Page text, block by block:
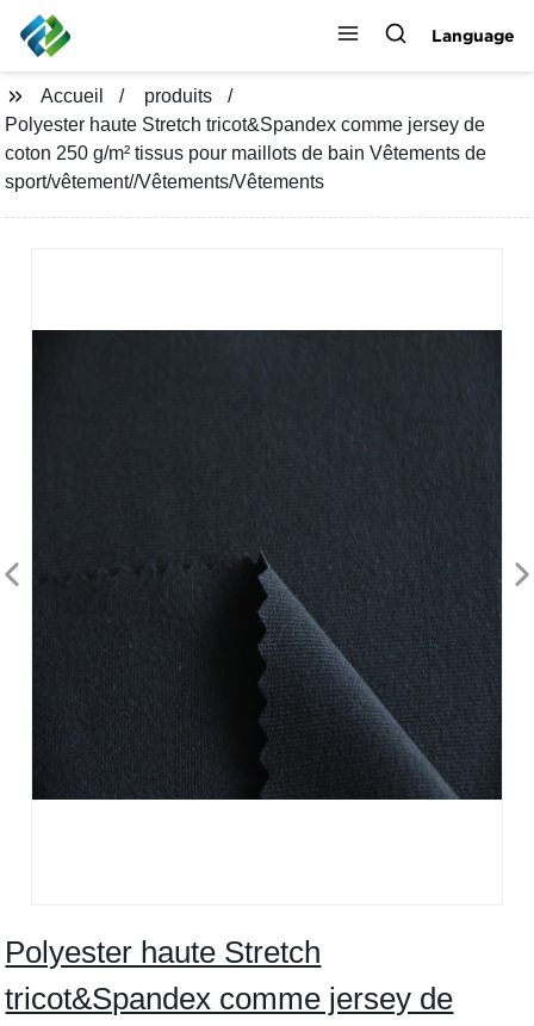
Language
Accueil
produits
Polyester haute Stretch tricot&Spandex comme jersey de
coton 250 g/m² tissus pour maillots de bain Vêtements de
sport/vêtement//Vêtements/Vêtements
Polyester haute Stretch
tricot&Spandex comme jersey de